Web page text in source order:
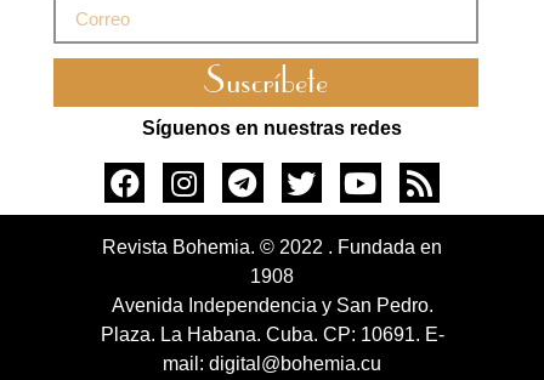
Suscríbete
Síguenos en nuestras redes
Revista Bohemia. © 2022 . Fundada en
1908
Avenida Independencia y San Pedro.
Plaza. La Habana. Cuba. CP: 10691. E-
mail: digital@bohemia.cu